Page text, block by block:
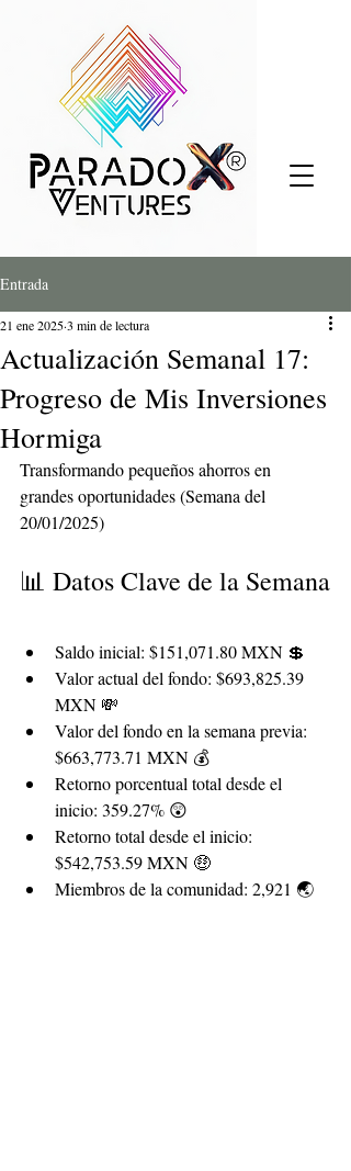
Entrada
Actualización Semanal 17:
Progreso de Mis Inversiones
Hormiga
21 ene 20253 min de lectura
Transformando pequeños ahorros en
grandes oportunidades (Semana del
20/01/2025)
📊 Datos Clave de la Semana
Saldo inicial: $151,071.80 MXN 💲
Valor actual del fondo: $693,825.39
MXN 💸
Valor del fondo en la semana previa:
$663,773.71 MXN 💰
Retorno porcentual total desde el
inicio: 359.27% 😲
Retorno total desde el inicio:
$542,753.59 MXN 🤑
Miembros de la comunidad: 2,921 🌏